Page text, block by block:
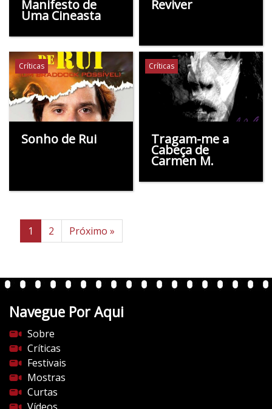
Manifesto de
Uma Cineasta
Reviver
Críticas
Sonho de Rui
Críticas
Tragam-me a
Cabeça de
Carmen M.
1 2 Próximo »
Navegue Por Aqui
Sobre
Críticas
Festivais
Mostras
Curtas